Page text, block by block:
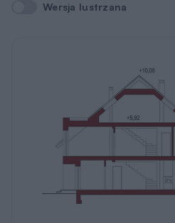
Wersja lustrzana
Wersja lustrzana